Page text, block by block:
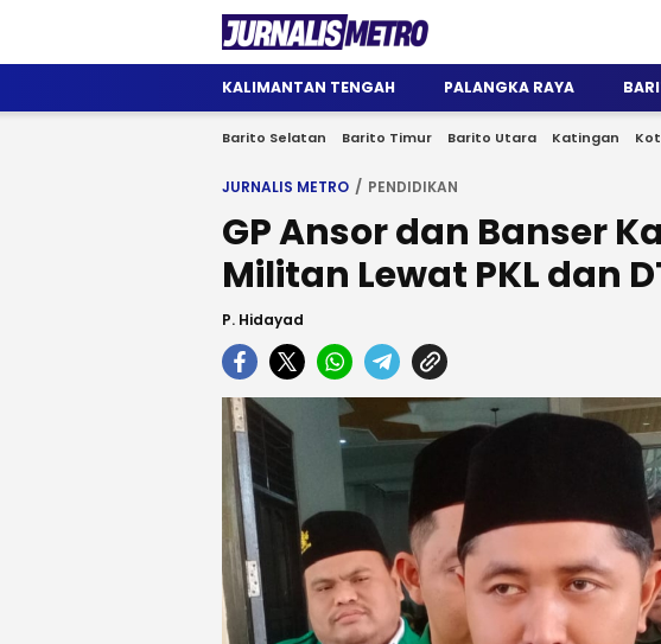
Jurnalis Metro
Satu Wadah Informasi
KALIMANTAN TENGAH PALANGKA RAYA
Barito Selatan Barito Timur Barito Utara Katingan
JURNALIS METRO PENDIDIKAN
GP Ansor dan Banser
Militan Lewat PKL dan
P. Hidayad